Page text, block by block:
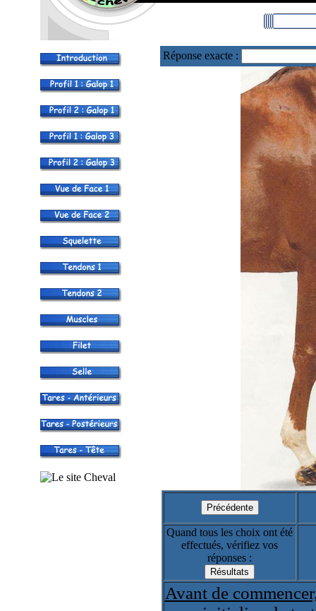
Réponse exacte :
Quand tous les choix ont été
effectués, vérifiez vos
réponses :
Avant de